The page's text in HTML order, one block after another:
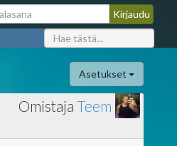
Asetukset
Omistaja Teem